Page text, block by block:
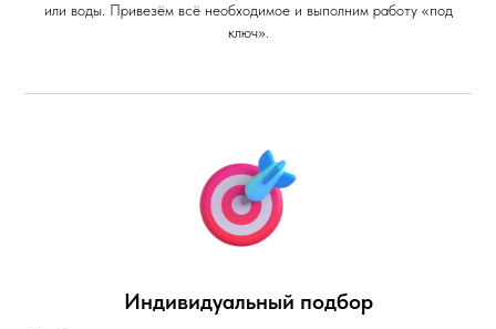
или воды. Привезём всё необходимое и выполним работу «под
ключ».
Индивидуальный подбор